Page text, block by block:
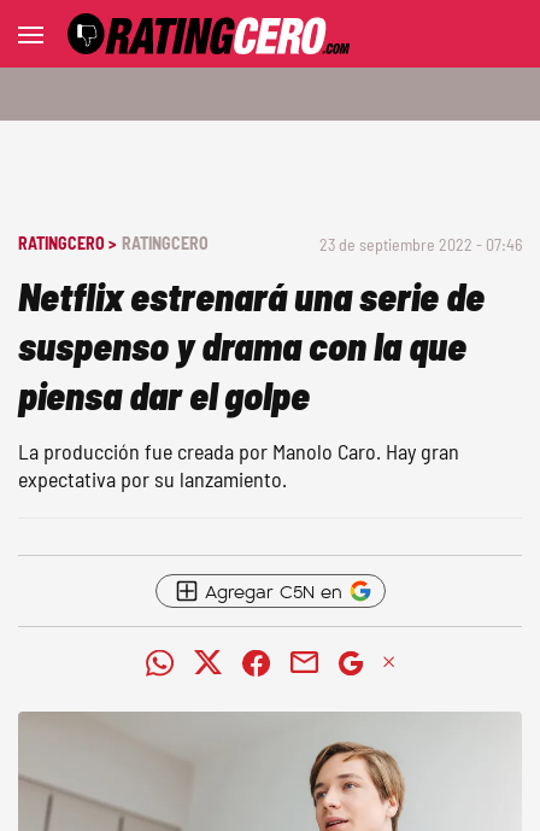
RATINGCERO > RATINGCERO 23 de septiembre 2022 - 07:46
Netflix estrenará una serie de
suspenso y drama con la que
piensa dar el golpe
La producción fue creada por Manolo Caro. Hay gran
expectativa por su lanzamiento.
Agregar C5N en